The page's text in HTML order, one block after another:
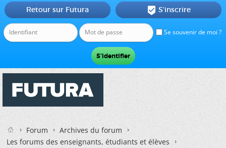
Se souvenir de moi ?
Retour sur Futura  S'inscrire
Forum
Archives du forum
Les forums des enseignants, étudiants et élèves